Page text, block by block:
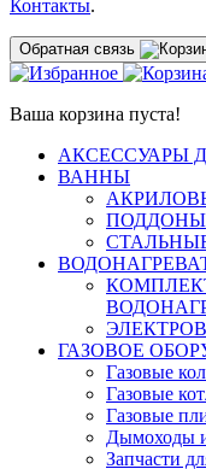
Контакты.
Обратная связь
Ваша корзина пуста!
АКСЕССУАРЫ
ВАННЫ
ПОДДОНЫ
ГАЗОВОЕ
Газовые
Газовые
Газовые
Дымоходы
Запчасти